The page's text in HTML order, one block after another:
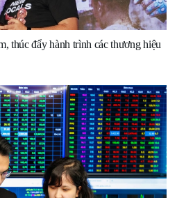
thúc đẩy hành trình các thương hiệu